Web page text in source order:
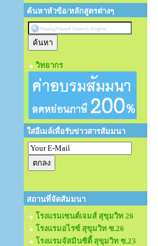
ค้นหาหัวข้อ/หลักสูตรต่างๆ
วิทยากร
ใส่อีเมล์เพื่อรับข่าวสารสัมมนา
สถานที่จัดสัมมนา
โรงแรมเซนต์เจมส์ สุขุมวิท 26
โรงแรมอไรซ์ สุขุมวิท ซ.26
โรงแรมจัสมินซิตี้ สุขุมวิท ซ.23